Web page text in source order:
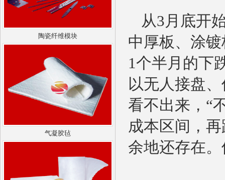
陶瓷纤维模块
气凝胶毡
从3月底开
中厚板、涂
1个半月的下
以无人接盘
看不出来，“
成本区间，
余地还存在